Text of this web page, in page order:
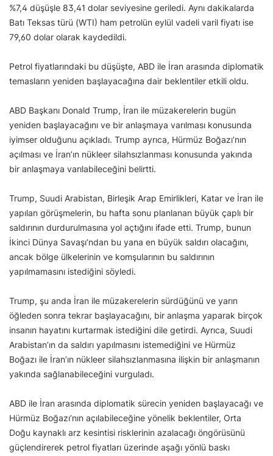
%7,4 düşüşle 83,41 dolar seviyesine geriledi. Aynı dakikalarda
Batı Teksas türü (WTI) ham petrolün eylül vadeli varil fiyatı ise
79,60 dolar olarak kaydedildi.
Petrol fiyatlarındaki bu düşüşte, ABD ile İran arasında diplomatik
temasların yeniden başlayacağına dair beklentiler etkili oldu.
ABD Başkanı Donald Trump, İran ile müzakerelerin bugün
yeniden başlayacağını ve bir anlaşmaya varılması konusunda
iyimser olduğunu açıkladı. Trump ayrıca, Hürmüz Boğazı’nın
açılması ve İran’ın nükleer silahsızlanması konusunda yakında
bir anlaşmaya varılabileceğini belirtti.
Trump, Suudi Arabistan, Birleşik Arap Emirlikleri, Katar ve İran ile
yapılan görüşmelerin, bu hafta sonu planlanan büyük çaplı bir
saldırının durdurulmasına yol açtığını ifade etti. Trump, bunun
İkinci Dünya Savaşı’ndan bu yana en büyük saldırı olacağını,
ancak bölge ülkelerinin ve komşularının bu saldırının
yapılmamasını istediğini söyledi.
Trump, şu anda İran ile müzakerelerin sürdüğünü ve yarın
öğleden sonra tekrar başlayacağını, bir anlaşma yaparak birçok
insanın hayatını kurtarmak istediğini dile getirdi. Ayrıca, Suudi
Arabistan’ın da saldırı yapılmasını istemediğini ve Hürmüz
Boğazı ile İran’ın nükleer silahsızlanmasına ilişkin bir anlaşmanın
yakında sağlanabileceğini vurguladı.
ABD ile İran arasında diplomatik sürecin yeniden başlayacağı ve
Hürmüz Boğazı’nın açılabileceğine yönelik beklentiler, Orta
Doğu kaynaklı arz kesintisi risklerinin azalacağı öngörüsünü
güçlendirerek petrol fiyatları üzerinde aşağı yönlü baskı